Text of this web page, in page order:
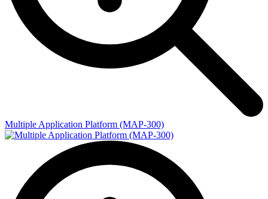
Multiple Application Platform (MAP-300)